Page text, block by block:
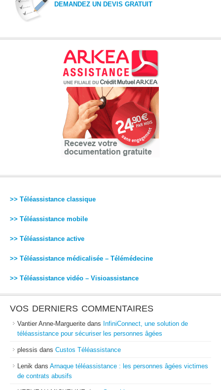
DEMANDEZ UN DEVIS GRATUIT
>> Téléassistance classique
>> Téléassistance mobile
>> Téléassistance active
>> Téléassistance médicalisée – Télémédecine
>> Téléassistance vidéo – Visioassistance
VOS DERNIERS COMMENTAIRES
Vantier Anne-Marguerite dans InfiniConnect, une solution de
téléassistance pour sécuriser les personnes âgées
plessis dans Custos Téléassistance
Lenik dans Arnaque téléassistance : les personnes âgées victimes
de contrats abusifs